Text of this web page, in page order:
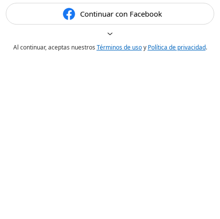
Continuar con Facebook
Al continuar, aceptas nuestros Términos de usoy Política de privacidad.